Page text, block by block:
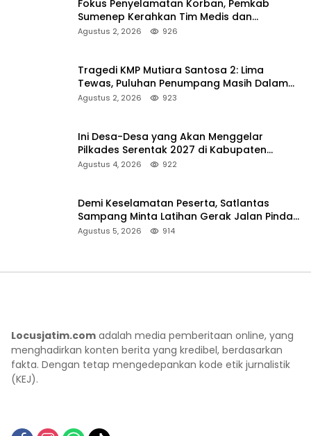
Fokus Penyelamatan Korban, Pemkab
Sumenep Kerahkan Tim Medis dan
Ambulans ke Pelabuhan Kalianget
Agustus 2, 2026 926
Tragedi KMP Mutiara Santosa 2: Lima
Tewas, Puluhan Penumpang Masih Dalam
Pencarian
Agustus 2, 2026 923
Ini Desa-Desa yang Akan Menggelar
Pilkades Serentak 2027 di Kabupaten
Sumenep
Agustus 4, 2026 922
Demi Keselamatan Peserta, Satlantas
Sampang Minta Latihan Gerak Jalan Pindah
ke Lokasi Aman
Agustus 5, 2026 914
Locusjatim.com adalah media pemberitaan online, yang
menghadirkan konten berita yang kredibel, berdasarkan
fakta. Dengan tetap mengedepankan kode etik jurnalistik
(KEJ).